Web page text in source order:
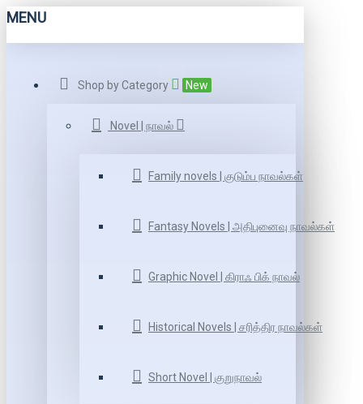
MENU
Shop by Category New
Novel | நாவல்
Family novels | குடும்ப நாவல்கள்
Fantasy Novels | அதிபுனைவு நாவல்கள்
Graphic Novel | கிராஃ பிக் நாவல்
Historical Novels | சரித்திர நாவல்கள்
Short Novel | குறுநாவல்